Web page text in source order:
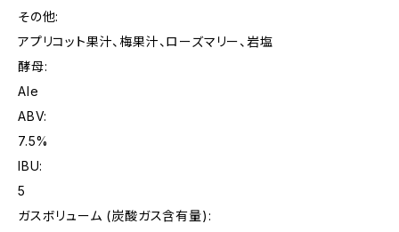
その他:
アプリコット果汁、梅果汁、ローズマリー、岩塩
酵母:
Ale
ABV:
7.5%
IBU:
5
ガスボリューム (炭酸ガス含有量):